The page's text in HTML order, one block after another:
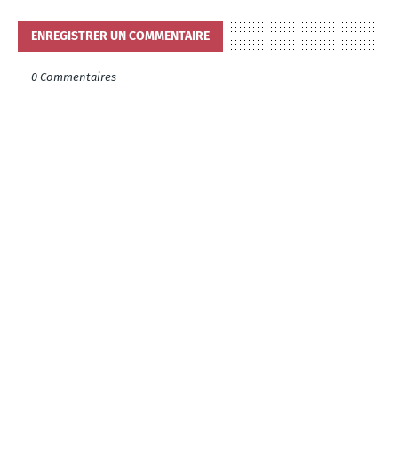
ENREGISTRER UN COMMENTAIRE
0 Commentaires